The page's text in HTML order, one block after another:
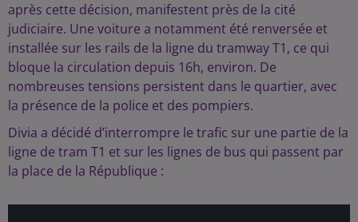
après cette décision, manifestent près de la cité
judiciaire. Une voiture a notamment été renversée et
installée sur les rails de la ligne du tramway T1, ce qui
bloque la circulation depuis 16h, environ. De
nombreuses tensions persistent dans le quartier, avec
la présence de la police et des pompiers.
Divia a décidé d’interrompre le trafic sur une partie de la
ligne de tram T1 et sur les lignes de bus qui passent par
la place de la République :